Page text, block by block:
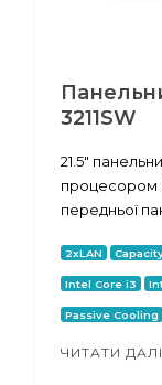
3211SW
21.5"
процесором
передньої
2xLAN
Intel Core i3
Passive Cooling
ЧИТАТИ